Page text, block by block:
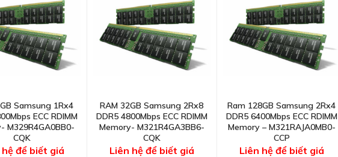
Samsung 1Rx4
ECC RDIMM
M329R4GA0BB0-
CQK
để biết giá
RAM 32GB Samsung 2Rx8
DDR5 4800Mbps ECC RDIMM
Memory- M321R4GA3BB6-
CQK
Liên hệ để biết giá
Ram 128GB Samsung 2Rx4
DDR5 6400Mbps ECC RDIMM
Memory – M321RAJA0MB0-
CCP
Liên hệ để biết giá